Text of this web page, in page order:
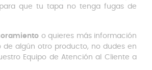
que tu tapa no tenga fugas de
o quieres más información
de algún otro producto, no dudes en
Equipo de Atención al Cliente a